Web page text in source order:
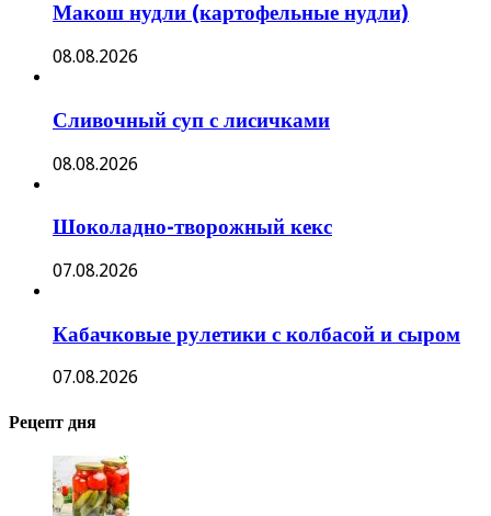
Макош нудли (картофельные нудли)
08.08.2026
Сливочный суп с лисичками
08.08.2026
Шоколадно-творожный кекс
07.08.2026
Кабачковые рулетики с колбасой и сыром
07.08.2026
Рецепт дня